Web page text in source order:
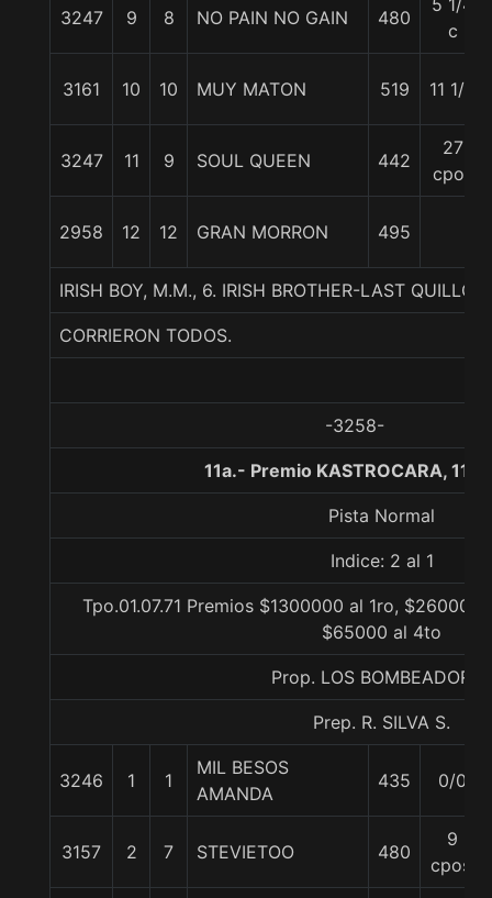
3247 9 8 NO PAIN NO GAIN 480
5 1/4
c
3161 10 10 MUY MATON 519 11 1/4
3247 11 9 SOUL QUEEN 442
27
cpos
2958 12 12 GRAN MORRON 495
IRISH BOY, M.M., 6. IRISH BROTHER-LAST QUILLO-
CORRIERON TODOS.
-3258-
11a.- Premio KASTROCARA,
Pista Normal
Indice: 2 al 1
Tpo.01.07.71 Premios $1300000 al 1ro,
$65000 al 4to
Prop. LOS BOMBEADORES
Prep. R. SILVA S.
3246 1 1
MIL BESOS
AMANDA
435 0/0
3157 2 7 STEVIETOO 480
9
cpos.